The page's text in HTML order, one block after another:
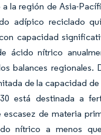
la región de Asia-
adípico reciclado
capacidad
ácido nítrico
balances regionales.
de la capacidad
está destinada a
escasez de materia
nítrico a menos